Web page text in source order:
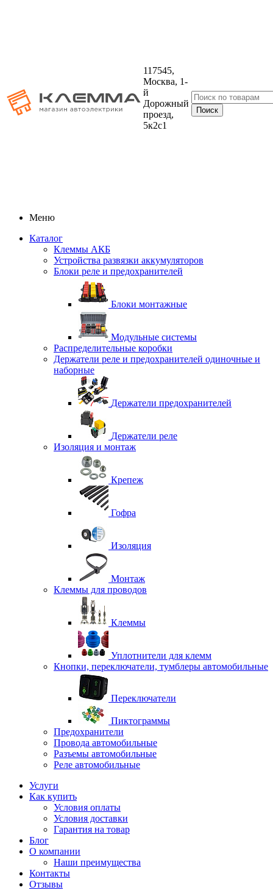
117545,
Москва, 1-
й
Дорожный
проезд,
5к2с1
Меню
Каталог
Клеммы АКБ
Устройства развязки аккумуляторов
Блоки реле и предохранителей
Блоки монтажные
Модульные системы
Распределительные коробки
Держатели реле и предохранителей одиночные и
наборные
Держатели предохранителей
Держатели реле
Изоляция и монтаж
Крепеж
Гофра
Изоляция
Монтаж
Клеммы для проводов
Клеммы
Уплотнители для клемм
Кнопки, переключатели, тумблеры автомобильные
Переключатели
Пиктограммы
Предохранители
Провода автомобильные
Разъемы автомобильные
Реле автомобильные
Услуги
Как купить
Условия оплаты
Условия доставки
Гарантия на товар
Блог
О компании
Наши преимущества
Контакты
Отзывы